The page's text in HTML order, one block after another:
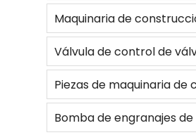
para
Excavadora 416C y 416D
Maquinaria de
hidráulicas Bomba de
56-26081 para cargador
Válvula de control de
Ripper Tilt 2710875/
bulldozer D7G2 Tilt 271-
Piezas de maquinaria de
Bomba de engranajes
Bomba de engranajes de